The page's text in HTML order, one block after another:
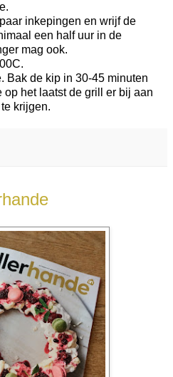
inkepingen en wrijf de
een half uur in de
mag ook.
Bak de kip in 30-45 minuten
het laatst de grill er bij aan
krijgen.